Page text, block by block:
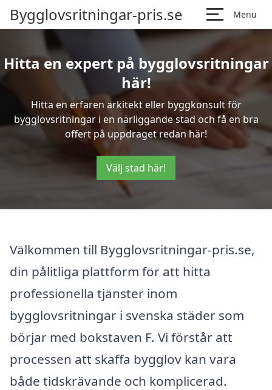
Bygglovsritningar-pris.se Menu
Hitta en expert på bygglovsritningar
här!
Hitta en erfaren arkitekt eller byggkonsult för
bygglovsritningar i en närliggande stad och få en bra
offert på uppdraget redan här!
Välj stad här!
Välkommen till Bygglovsritningar-pris.se,
din pålitliga plattform för att hitta
professionella tjänster inom
bygglovsritningar i svenska städer som
börjar med bokstaven F. Vi förstår att
processen att skaffa bygglov kan vara
både tidskrävande och komplicerad.